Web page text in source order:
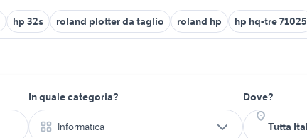
hp 32s roland plotter da taglio roland hp hp hq-tre 71025
In quale categoria?
Informatica
Dove?